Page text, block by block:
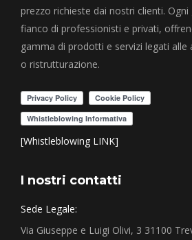
prezzo richieste dai nostri clienti.
fianco di professionisti e privati,
gamma di prodotti e servizi legati
o ristrutturazione.
[Whistleblowing LINK]
I nostri contatti
Sede Legale:
Via Giuseppe e Luigi Olivi, 3 31100